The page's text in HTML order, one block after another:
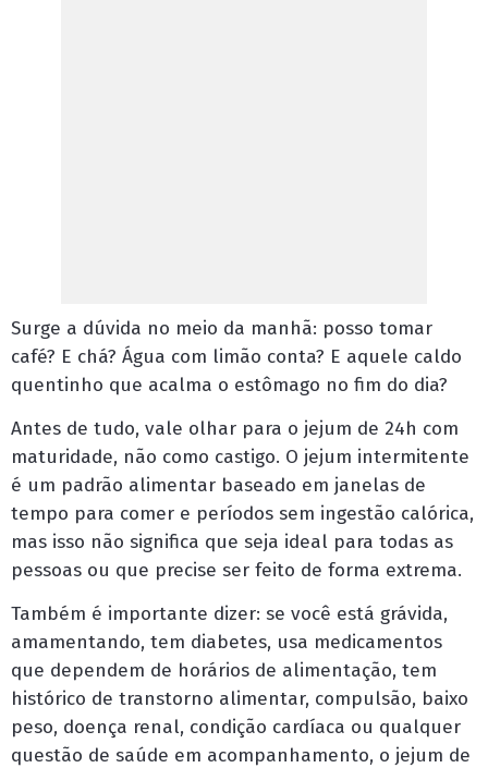
Surge a dúvida no meio da manhã: posso tomar
café? E chá? Água com limão conta? E aquele caldo
quentinho que acalma o estômago no fim do dia?
Antes de tudo, vale olhar para o jejum de 24h com
maturidade, não como castigo. O jejum intermitente
é um padrão alimentar baseado em janelas de
tempo para comer e períodos sem ingestão calórica,
mas isso não significa que seja ideal para todas as
pessoas ou que precise ser feito de forma extrema.
Também é importante dizer: se você está grávida,
amamentando, tem diabetes, usa medicamentos
que dependem de horários de alimentação, tem
histórico de transtorno alimentar, compulsão, baixo
peso, doença renal, condição cardíaca ou qualquer
questão de saúde em acompanhamento, o jejum de